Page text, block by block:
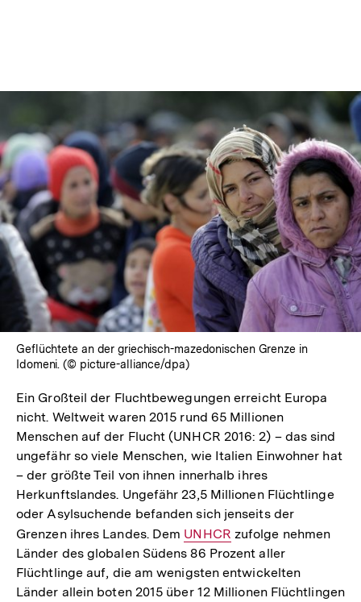
In
Lightbox
öffnen
Geflüchtete an der griechisch-mazedonischen Grenze in
Idomeni. (© picture-alliance/dpa)
Ein Großteil der Fluchtbewegungen erreicht Europa
nicht. Weltweit waren 2015 rund 65 Millionen
Menschen auf der Flucht (UNHCR 2016: 2) – das sind
ungefähr so viele Menschen, wie Italien Einwohner hat
– der größte Teil von ihnen innerhalb ihres
Herkunftslandes. Ungefähr 23,5 Millionen Flüchtlinge
oder Asylsuchende befanden sich jenseits der
Grenzen ihres Landes. Dem Interner
Link:
UNHCR zufolge nehmen
Länder des globalen Südens 86 Prozent aller
Flüchtlinge auf, die am wenigsten entwickelten
Länder allein boten 2015 über 12 Millionen Flüchtlingen